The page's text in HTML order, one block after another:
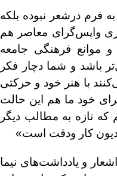
فرم درشعر نبوده بلکه
واپس‌گرای معاصر هم
موانع فرهنگی جامعه
باشد و شما دچار فکر
با هنر خود و حرکتی
خود ما هم این حالت
که تازه به مطالب دیگر
کار ودقت است»
و یادداشت‌های نیما